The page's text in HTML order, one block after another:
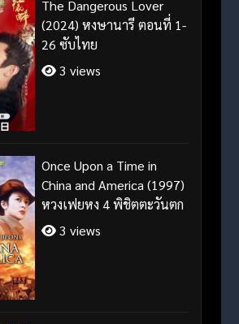
The Dangerous Lover
(2024) หงษานารี ตอนที่ 1-
26 ซับไทย
3 views
Once Upon a Time in
China and America (1997)
หวงเฟยหง 4 พิชิตตะวันตก
3 views